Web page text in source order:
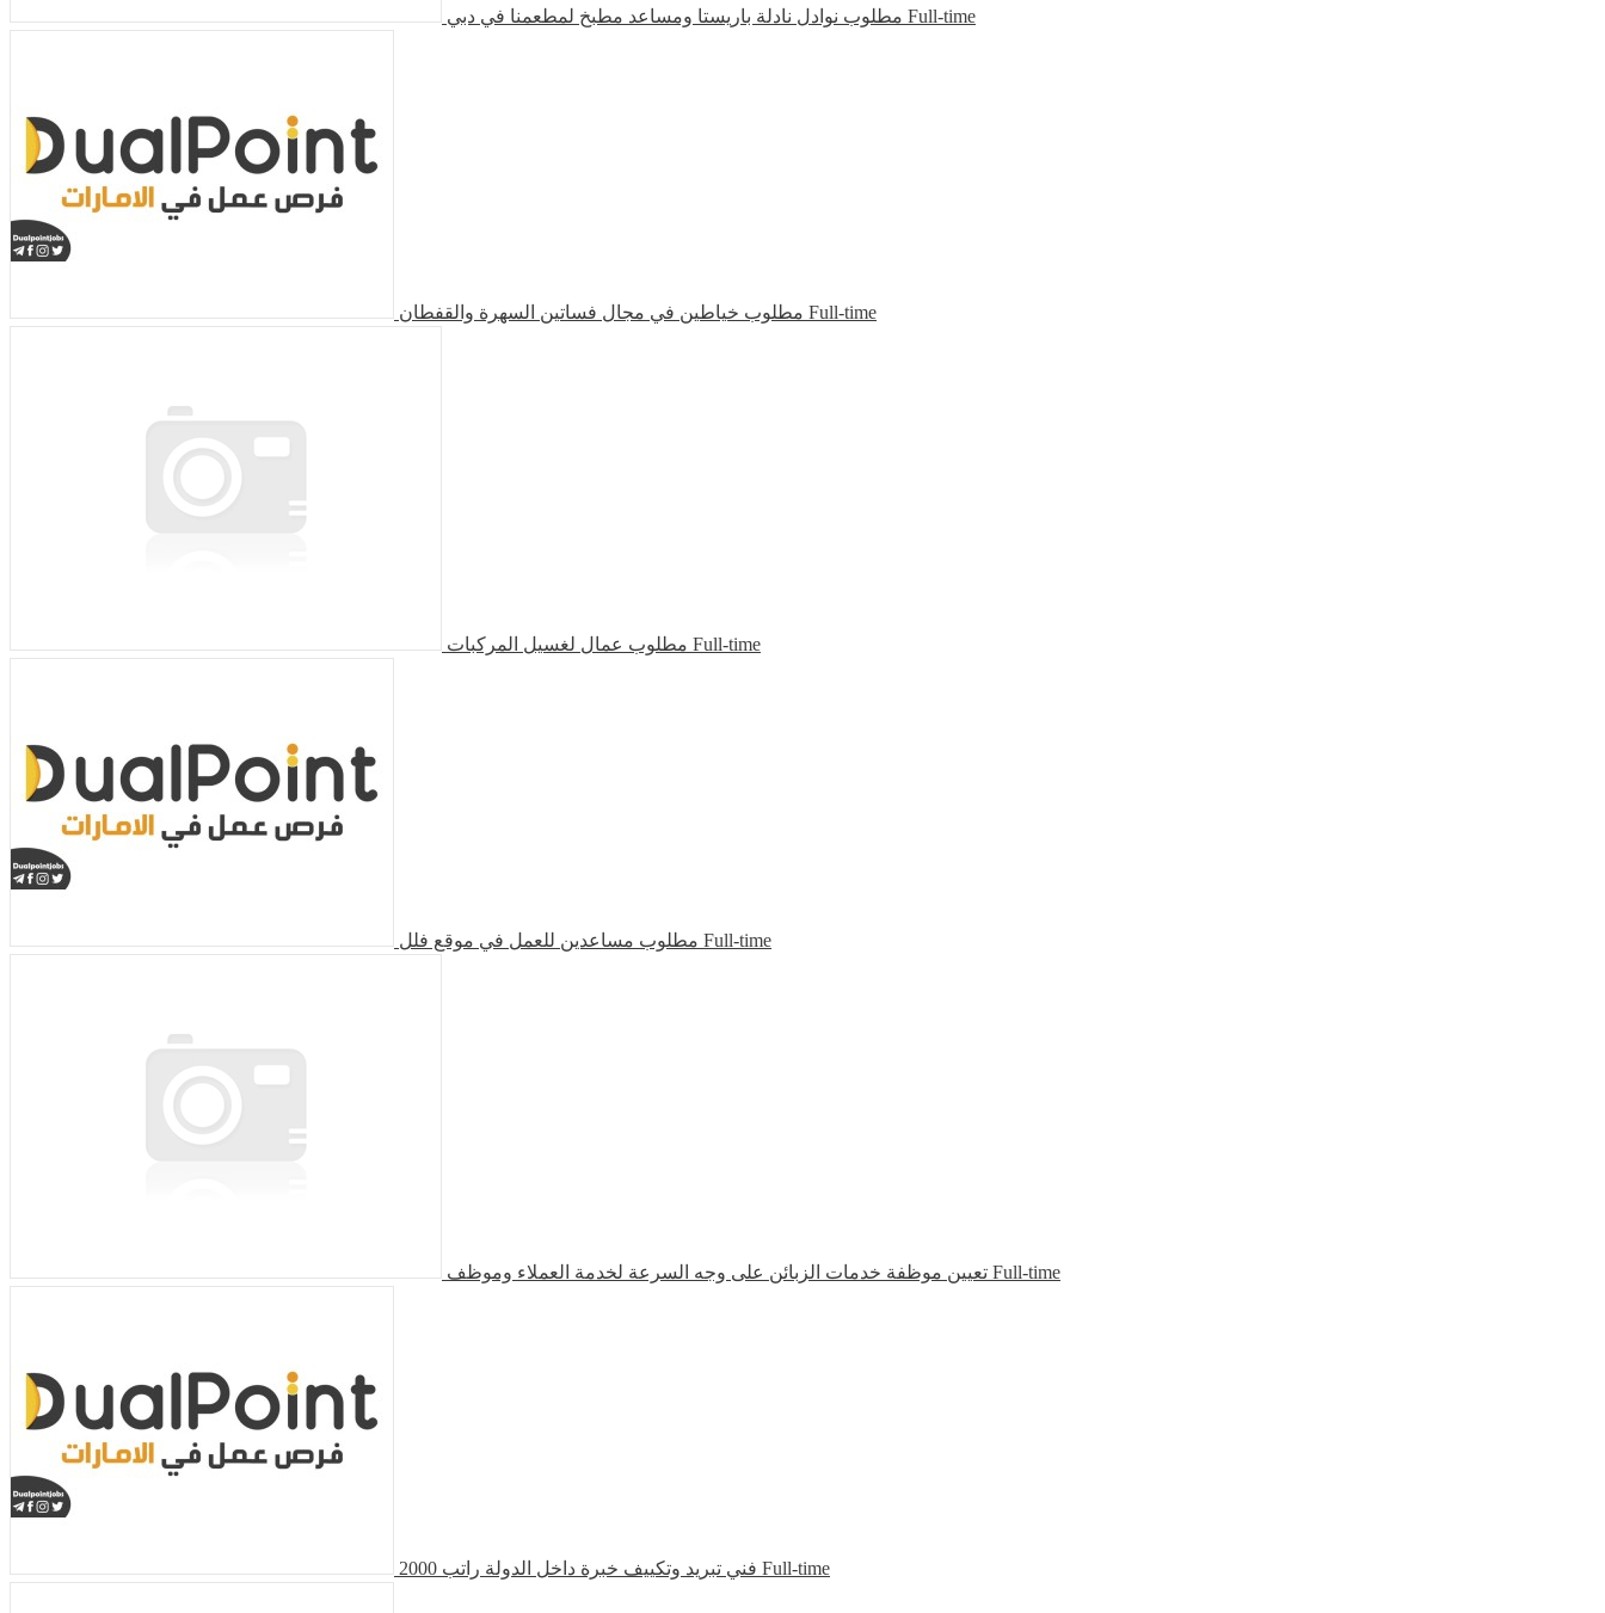
مطلوب نوادل نادلة باريستا ومساعد مطبخ لمطعمنا في دبي Full-time
مطلوب خياطين في مجال فساتين السهرة والقفطان Full-time
مطلوب عمال لغسيل المركبات Full-time
مطلوب مساعدين للعمل في موقع فلل Full-time
تعيين موظفة خدمات الزبائن على وجه السرعة لخدمة العملاء وموظف Full-time
فني تبريد وتكييف خبرة داخل الدولة راتب 2000 Full-time